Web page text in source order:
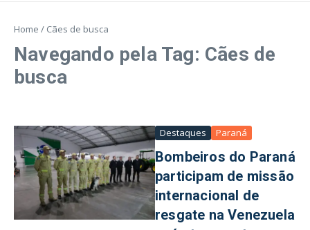
Home / Cães de busca
Navegando pela Tag: Cães de
busca
Destaques Paraná
Bombeiros do Paraná
participam de missão
internacional de
resgate na Venezuela